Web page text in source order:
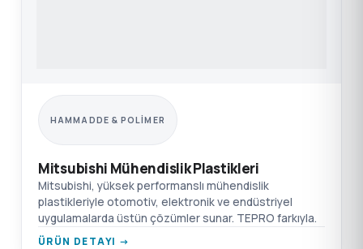
HAMMADDE & POLIMER
Mitsubishi Mühendislik Plastikleri
Mitsubishi, yüksek performanslı mühendislik
plastikleriyle otomotiv, elektronik ve endüstriyel
uygulamalarda üstün çözümler sunar. TEPRO farkıyla.
ÜRÜN DETAYI →